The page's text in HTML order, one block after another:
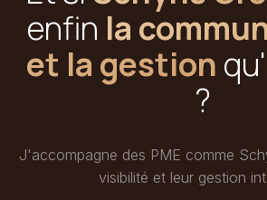
enfin la
et la gestion
?
J'accompagne des PME comme
visibilité et leur gestion